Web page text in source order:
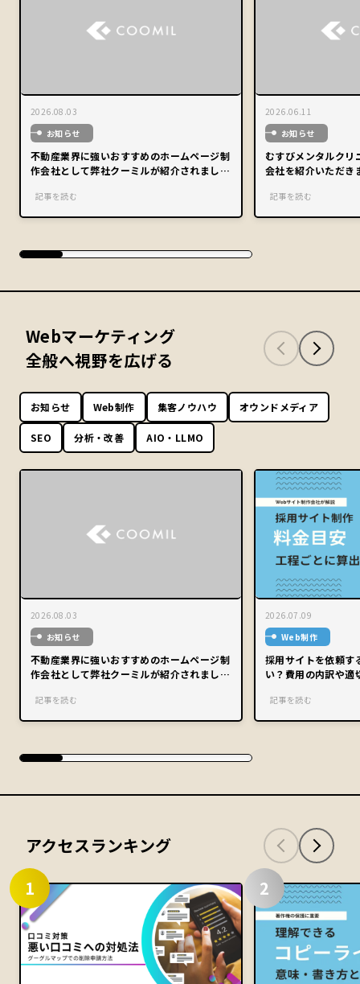
2026.08.03
お知らせ
不動産業界に強いおすすめのホームページ制
作会社として弊社クーミルが紹介されまし
記事を読む
2026.06.11
お知らせ
むすびメンタルクリ
会社を紹介いただき
記事を読む
Webマーケティング
全般へ視野を広げる
お知らせ Web制作 集客ノウハウ オウンドメディア
SEO 分析・改善 AIO・LLMO
2026.08.03
お知らせ
不動産業界に強いおすすめのホームページ制
作会社として弊社クーミルが紹介されまし
記事を読む
2026.07.09
Web制作
採用サイトを依頼す
い？費用の内訳や適
記事を読む
アクセスランキング
1 2